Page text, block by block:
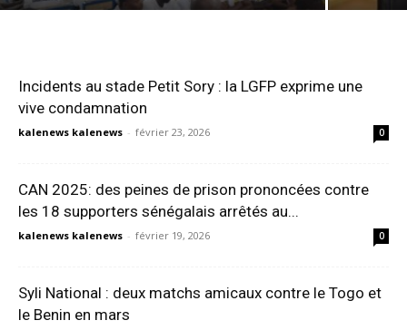
Incidents au stade Petit Sory : la LGFP exprime une
vive condamnation
kalenews kalenews - février 23, 2026 0
CAN 2025: des peines de prison prononcées contre
les 18 supporters sénégalais arrêtés au...
kalenews kalenews - février 19, 2026 0
Syli National : deux matchs amicaux contre le Togo et
le Benin en mars